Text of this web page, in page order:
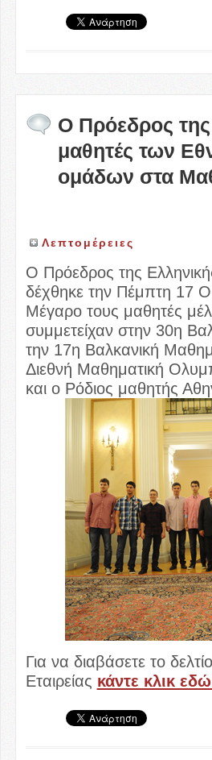
Ο Πρόεδρος της
μαθητές των
ομάδων στα
Λεπτομέρειες
Ο Πρόεδρος της
δέχθηκε την Πέμπτη 17
Μέγαρο τους μαθητές
συμμετείχαν στην 30η
την 17η Βαλκανική
Διεθνή Μαθηματική
και ο Ρόδιος μαθητής
Για να διαβάσετε το
Εταιρείας κάντε κλικ